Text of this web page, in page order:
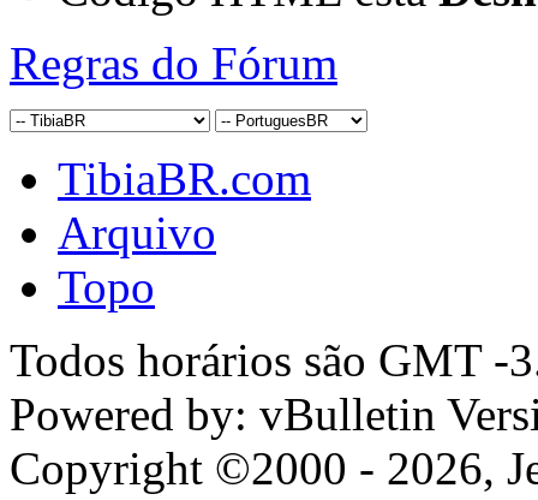
Regras do Fórum
TibiaBR.com
Arquivo
Topo
Todos horários são GMT -
Powered by: vBulletin
Copyright ©2000 - 2026,